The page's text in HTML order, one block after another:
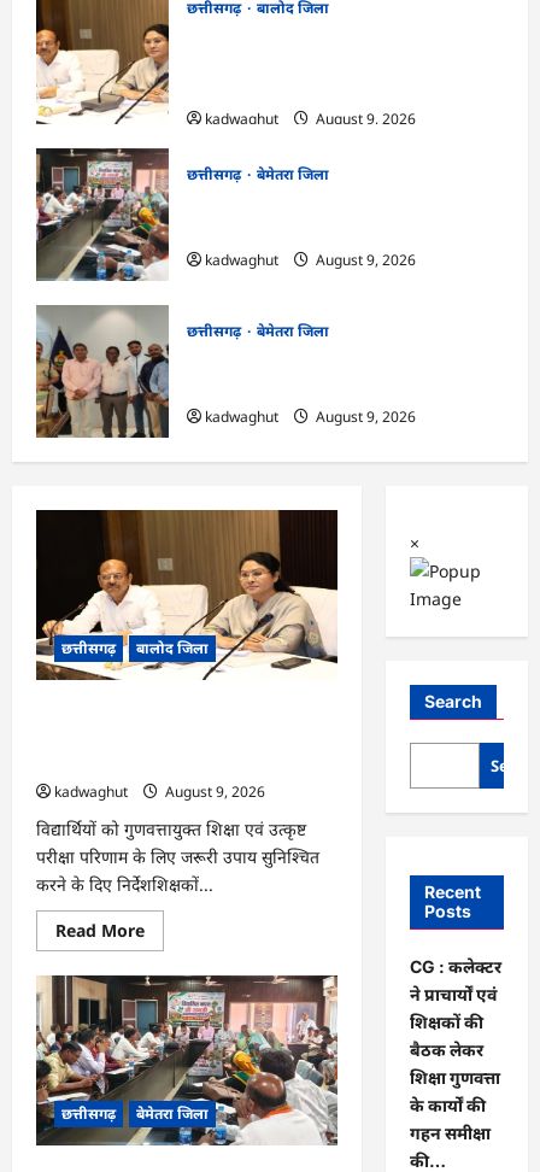
छत्तीसगढ़
बालोद जिला
kadwaghut
August 9, 2026
छत्तीसगढ़
बेमेतरा जिला
kadwaghut
August 9, 2026
छत्तीसगढ़
बेमेतरा जिला
kadwaghut
August 9, 2026
छत्तीसगढ़ बालोद जिला
kadwaghut
August 9, 2026
विद्यार्थियों को गुणवत्तायुक्त शिक्षा एवं उत्कृष्ट
परीक्षा परिणाम के लिए जरूरी उपाय सुनिश्चित
करने के दिए निर्देशशिक्षकों...
Read MoreRead
more
CG
:
कलेक्टर
ने
प्राचार्यों
एवं
शिक्षकों
की
बैठक
लेकर
शिक्षा
छत्तीसगढ़ बेमेतरा जिला
×
Search
Recent
Posts
CG : कलेक्टर
ने प्राचार्यों एवं
शिक्षकों की
बैठक लेकर
शिक्षा गुणवत्ता
के कार्यों की
गहन समीक्षा
की…